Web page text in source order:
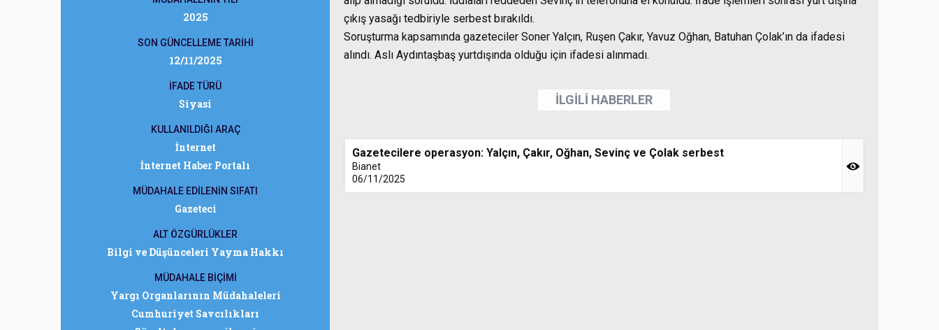
2025
SON GÜNCELLEME TARİHİ
12/11/2025
İFADE TÜRÜ
Siyasi
KULLANILDIĞI ARAÇ
İnternet
İnternet Haber Portalı
MÜDAHALE EDİLENİN SIFATI
Gazeteci
ALT ÖZGÜRLÜKLER
Bilgi ve Düşünceleri Yayma Hakkı
MÜDAHALE BİÇİMİ
Yargı Organlarının Müdahaleleri
Cumhuriyet Savcılıkları
çıkış yasağı tedbiriyle serbest bırakıldı.
Soruşturma kapsamında gazeteciler Soner Yalçın, Ruşen Çakır, Yavuz Oğhan, Batuhan Çolak’ın da ifadesi
alındı. Aslı Aydıntaşbaş yurtdışında olduğu için ifadesi alınmadı.
İLGİLİ HABERLER
Gazetecilere operasyon: Yalçın, Çakır, Oğhan, Sevinç ve Çolak serbest
Bianet
06/11/2025